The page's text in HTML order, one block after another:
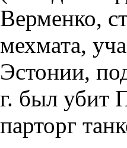
Верменко,
мехмата,
Эстонии,
г. был убит
парторг